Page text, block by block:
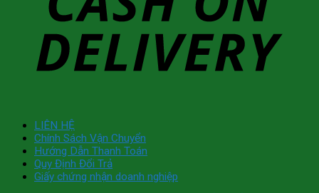
LIÊN HỆ
Chính Sách Vận Chuyển
Hướng Dẫn Thanh Toán
Quy Định Đổi Trả
Giấy chứng nhận doanh nghiệp